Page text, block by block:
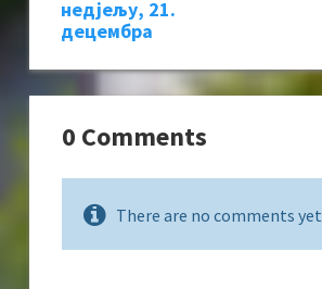
недјељу, 21.
децембра
0 Comments
There are no comments yet